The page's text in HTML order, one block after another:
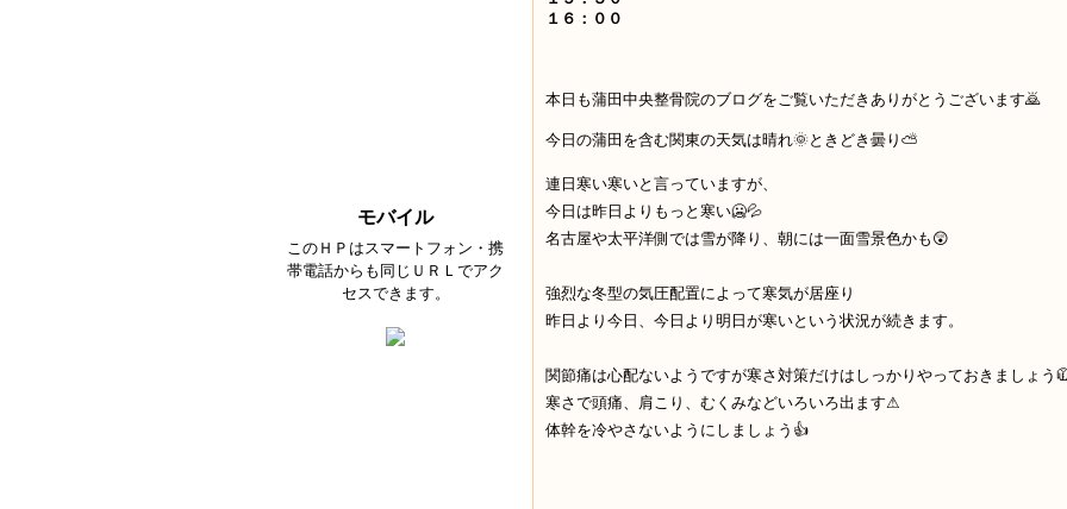
モバイル
このＨＰはスマートフォン・携
帯電話からも同じＵＲＬでアク
セスできます。
１６：００
本日も蒲田中央整骨院のブログをご覧いただきありがとうございます🙇
今日の蒲田を含む関東の天気は晴れ🌞ときどき曇り⛅
連日寒い寒いと言っていますが、
今日は昨日よりもっと寒い🥶💦
名古屋や太平洋側では雪が降り、 朝には一面雪景色かも😲
強烈な冬型の気圧配置によって寒気が居座り
昨日より今日、 今日より明日が寒いという状況が続きます。
関節痛は心配ないようですが寒さ対策だけはしっかりやっておきましょう
寒さで頭痛、肩こり、むくみなどいろいろ出ます⚠
体幹を冷やさないようにしましょう👍